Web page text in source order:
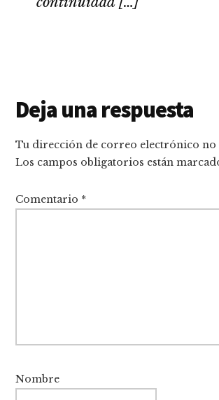
Interacciones
con
los
Deja una respuesta
Tu dirección de correo electrónico no
Los campos obligatorios están
Comentario *
Nombre